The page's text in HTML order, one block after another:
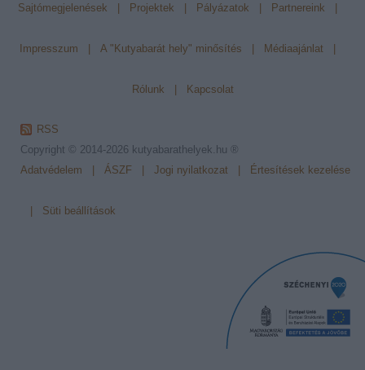
Sajtómegjelenések Projektek Pályázatok Partnereink
Impresszum A "Kutyabarát hely" minősítés Médiaajánlat
Rólunk Kapcsolat
RSS
Copyright © 2014-2026 kutyabarathelyek.hu ®
Adatvédelem
ÁSZF Jogi nyilatkozat Értesítések kezelése
Süti beállítások